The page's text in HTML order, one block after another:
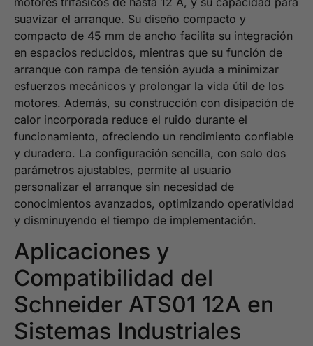
suavizar el arranque. Su diseño compacto y
compacto de 45 mm de ancho facilita su integración
en espacios reducidos, mientras que su función de
arranque con rampa de tensión ayuda a minimizar
esfuerzos mecánicos y prolongar la vida útil de los
motores. Además, su construcción con disipación de
calor incorporada reduce el ruido durante el
funcionamiento, ofreciendo un rendimiento confiable
y duradero. La configuración sencilla, con solo dos
parámetros ajustables, permite al usuario
personalizar el arranque sin necesidad de
conocimientos avanzados, optimizando operatividad
y disminuyendo el tiempo de implementación.
Aplicaciones y
Compatibilidad del
Schneider ATS01 12A en
Sistemas Industriales